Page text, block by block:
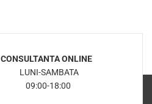
CONSULTANTA ONLINE
LUNI-SAMBATA
09:00-18:00